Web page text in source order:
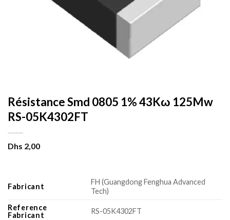
Résistance Smd 0805 1% 43Kω 125Mw
RS-05K4302FT
Dhs 2,00
Fabricant
FH (Guangdong Fenghua Advanced
Tech)
Reference
Fabricant
RS-05K4302FT